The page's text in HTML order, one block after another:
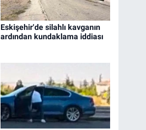
Eskişehir'de silahlı kavganın
ardından kundaklama iddiası